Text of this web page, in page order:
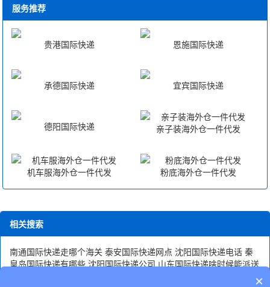
服务推荐
贵港国际快递 恩施国际快递
承德国际快递 宜宾国际快递
德阳国际快递 亲子装海外仓一件代发
机车服海外仓一件代发 粉底海外仓一件代发
相关搜索
南通国际快递走哪个海关 泰安国际快递网点 沈阳国际快递电话 秦
皇岛国际快递有哪些 沈阳国际快递公司 山东国际快递啥时候能派送
×